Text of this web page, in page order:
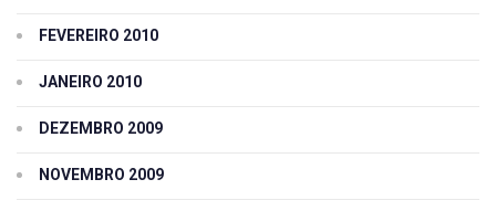
FEVEREIRO 2010
JANEIRO 2010
DEZEMBRO 2009
NOVEMBRO 2009